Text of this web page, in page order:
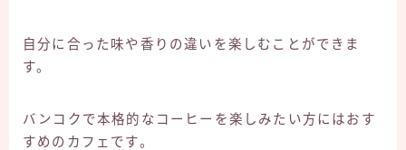
自分に合った味や香りの違いを楽しむことができま
す。
バンコクで本格的なコーヒーを楽しみたい方にはおす
すめのカフェです。